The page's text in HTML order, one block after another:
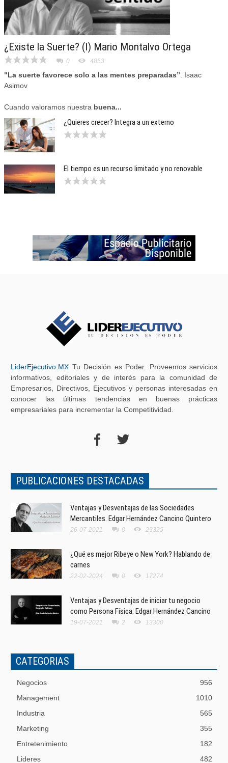
¿Existe la Suerte? (I) Mario Montalvo Ortega
0 4853
"La suerte favorece solo a las mentes preparadas” . Isaac
Asimov
Cuando valoramos nuestra buena...
¿Quieres crecer? Integra a un externo
El tiempo es un recurso limitado y no renovable
LiderEjecutivo.MX Tu Decisión es Poder. Proveemos servicios
informativos, editoriales y de interés para la comunidad de
Empresarios, Directivos, Ejecutivos y personas interesadas en
conocer las últimas tendencias en buenas prácticas
empresariales para incrementar la Competitividad.
PUBLICACIONES DESTACADAS
Ventajas y Desventajas de las Sociedades
Mercantiles. Edgar Hernández Cancino Quintero
26-07-2021 0 23325
¿Qué es mejor Ribeye o New York? Hablando de
carnes
22-02-2024 0 17274
Ventajas y Desventajas de iniciar tu negocio
como Persona Física. Edgar Hernández Cancino
19-07-2021 2 13300
CATEGORIAS
Negocios
956
Management
1010
Industria
565
Marketing
355
Entretenimiento
182
Lideres
482